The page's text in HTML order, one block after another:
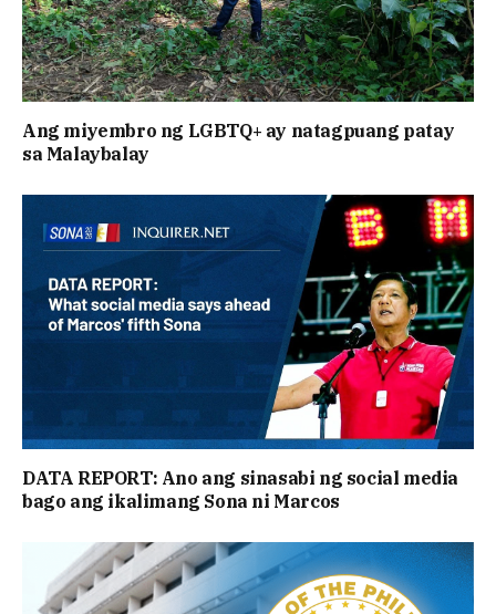
Ang miyembro ng LGBTQ+ ay natagpuang patay
sa Malaybalay
DATA REPORT: Ano ang sinasabi ng social media
bago ang ikalimang Sona ni Marcos